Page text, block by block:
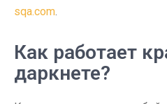
sqa.com.
Как работает
даркнете?